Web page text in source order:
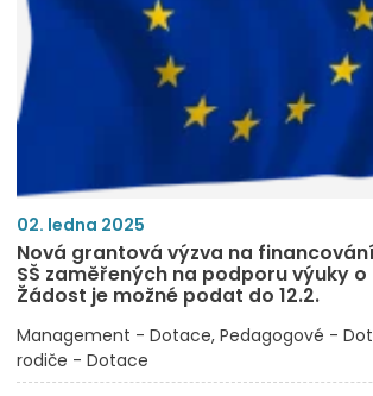
02. ledna 2025
Nová grantová výzva na
SŠ zaměřených na podporu výuky o
Žádost je možné podat do 12.2.
Management - Dotace Pedagogové -
rodiče - Dotace